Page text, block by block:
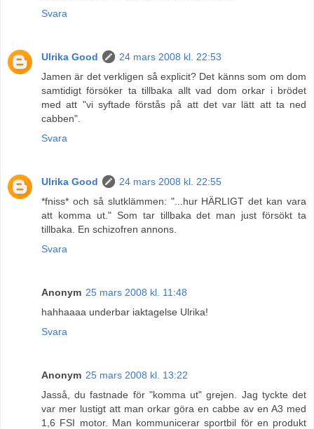
Svara
Ulrika Good
24 mars 2008 kl. 22:53
Jamen är det verkligen så explicit? Det känns som om dom
samtidigt försöker ta tillbaka allt vad dom orkar i brödet
med att "vi syftade förstås på att det var lätt att ta ned
cabben".
Svara
Ulrika Good
24 mars 2008 kl. 22:55
*fniss* och så slutklämmen: "...hur HÄRLIGT det kan vara
att komma ut." Som tar tillbaka det man just försökt ta
tillbaka. En schizofren annons.
Svara
Anonym 25 mars 2008 kl. 11:48
hahhaaaa underbar iaktagelse Ulrika!
Svara
Anonym 25 mars 2008 kl. 13:22
Jasså, du fastnade för "komma ut" grejen. Jag tyckte det
var mer lustigt att man orkar göra en cabbe av en A3 med
1,6 FSI motor. Man kommunicerar sportbil för en produkt